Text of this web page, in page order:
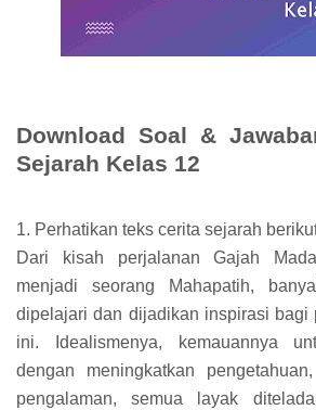
Download Soal &
Sejarah Kelas 12
1. Perhatikan teks cerita sejarah
Dari kisah perjalanan Gajah
menjadi seorang Mahapatih,
dipelajari dan dijadikan inspirasi bagi
ini. Idealismenya, kemauannya
dengan meningkatkan
pengalaman, semua layak